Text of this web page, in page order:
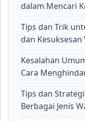
dalam Mencari
Tips dan Trik
dan
Kesalahan
Cara
Tips dan
Berbagai Jenis